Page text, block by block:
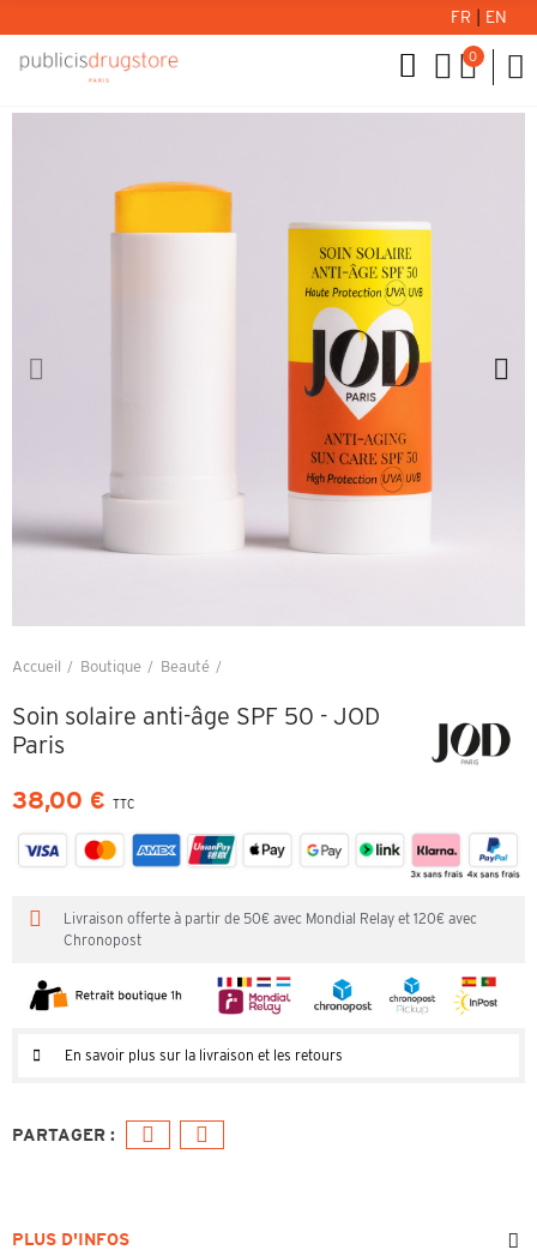
FR EN
0
Accueil Boutique Beauté
Soin solaire anti-âge SPF 50 - JOD
Paris
38,00 € TTC
Livraison offerte à partir de 50€ avec Mondial Relay et 120€ avec
Chronopost
En savoir plus sur la livraison et les retours
PLUS D'INFOS